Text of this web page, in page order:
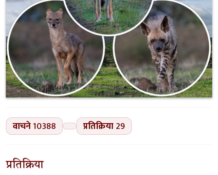
वाचने10388 प्रतिक्रिया 29
प्रतिक्रिया